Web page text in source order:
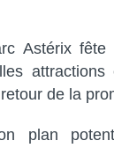
Astérix
de la
plan